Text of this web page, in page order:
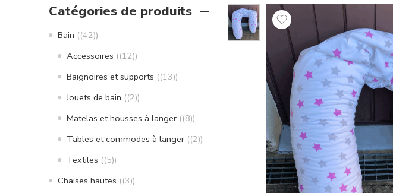
Catégories de produits
Bain (42)
Accessoires (12)
Baignoires et supports (13)
Jouets de bain (2)
Matelas et housses à langer (8)
Tables et commodes à langer (2)
Textiles (5)
Chaises hautes (3)